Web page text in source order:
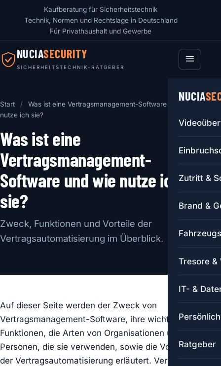
Kaufberatung für Sicherheitstechnik
Technik, Normen und Rechtslage in Deutschland
Für Privathaushalt und Gewerbe
NUCIASECURITY
SICHERHEITSTECHNIK-RATGEBER
NUCIA
Zutritt &
Brand &
Tresore
IT- &
Ratgeber
Start /
Was ist eine Vertragsmanagement-Software und wie
nutze ich sie?
Was ist eine
Vertragsmanagement-
Software und wie nutze ich
sie?
Zweck, Funktionen und Vorteile der
Vertragsautomatisierung im Überblick.
Auf dieser Seite werden der Zweck von
Vertragsmanagement-Software, ihre wichtigsten
Funktionen, die Arten von Organisationen und
Personen, die sie verwenden, sowie die Vorteile
der Vertragsautomatisierung erläutert. Verwenden